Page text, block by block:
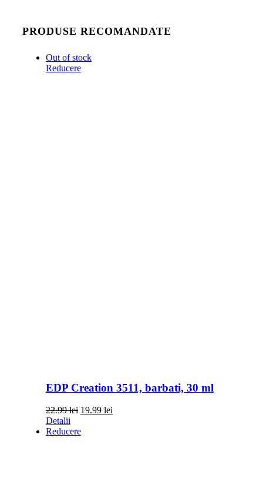
PRODUSE RECOMANDATE
Out of stock
Reducere
EDP Creation 3511, barbati, 30 ml
22.99lei Prețul
a
19.99 leiPrețul
Detalii
Reducere